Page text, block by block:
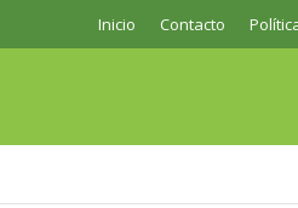
Inicio Contacto